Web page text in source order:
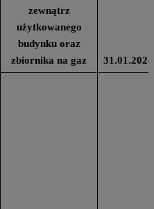
zewnątrz
użytkowanego
budynku oraz
zbiornika na gaz
31.01.2024